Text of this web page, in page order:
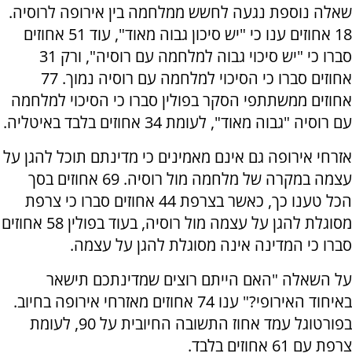
שאלה נוספת נגעה לחשש ממלחמה בין אירופה לרוסיה.
18 אחוזים ענו כי "יש סיכון גבוה מאוד", עוד 51 אחוזים
סברו כי "יש סיכוי גבוה למלחמה עם רוסיה", ורק 31
אחוזים סברו כי הסיכוי למלחמה עם רוסיה נמוך. 77
אחוזים ממשתתפי הסקר בפולין סברו כי הסיכוי למלחמה
עם רוסיה "גבוה מאוד", לעומת 34 אחוזים בלבד באיטליה.
אזרחי אירופה גם אינם מאמינים כי מדינתם תוכל להגן על
עצמה במקרה של מלחמה מול רוסיה. 69 אחוזים בסך
הכל טענו כך, כאשר בצרפת 44 אחוזים סברו כי צרפת
מסוגלת להגן על עצמה מול רוסיה, בעוד בפולין 58 אחוזים
סברו כי המדינה אינה מסוגלת להגן על עצמה.
על השאלה "האם הייתם רוצים שמדינתכם תישאר
באיחוד האירופי?" ענו 74 אחוזים מאזרחי אירופה בחיוב.
בפורטוגל עמד אחוז התשובה החיובית על 90, לעומת
צרפת עם 61 אחוזים בלבד.